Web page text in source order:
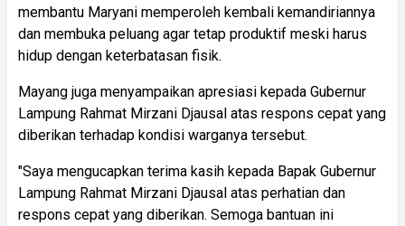
membantu Maryani memperoleh kembali kemandiriannya
dan membuka peluang agar tetap produktif meski harus
hidup dengan keterbatasan fisik.
Mayang juga menyampaikan apresiasi kepada Gubernur
Lampung Rahmat Mirzani Djausal atas respons cepat yang
diberikan terhadap kondisi warganya tersebut.
"Saya mengucapkan terima kasih kepada Bapak Gubernur
Lampung Rahmat Mirzani Djausal atas perhatian dan
respons cepat yang diberikan. Semoga bantuan ini